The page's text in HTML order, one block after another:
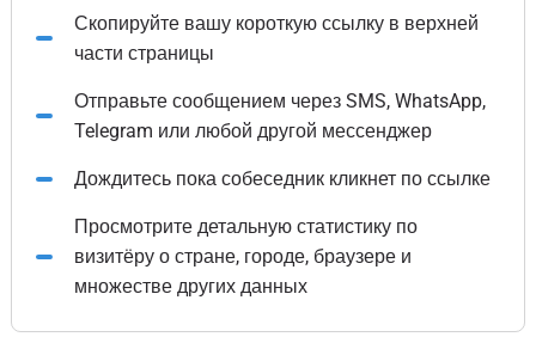
Скопируйте вашу короткую ссылку в верхней
части страницы
Отправьте сообщением через SMS, WhatsApp,
Telegram или любой другой мессенджер
Дождитесь пока собеседник кликнет по ссылке
Просмотрите детальную статистику по
визитёру о стране, городе, браузере и
множестве других данных